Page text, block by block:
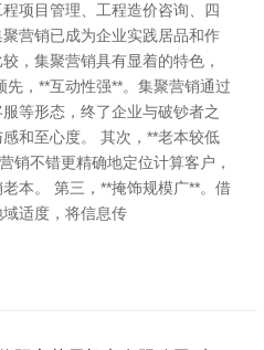
项目管理、工程造价咨询、四
营销已成为企业实践居品和作
，集聚营销具有显着的特色，
，**互动性强**。集聚营销通过
等形态，终了企业与破钞者之
和至心度。 其次，**老本较低
销不错更精确地定位计算客户，
本。 第三，**掩饰规模广**。借
适度，将信息传